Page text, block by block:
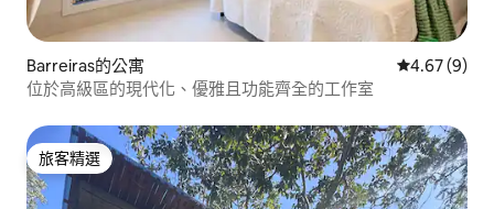
Barreiras的公寓 從 9 則評價
4.67 (9)
位於高級區的現代化、優雅且功能齊全的工作室
旅客精選
旅客精選